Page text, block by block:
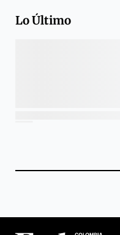
Lo Último